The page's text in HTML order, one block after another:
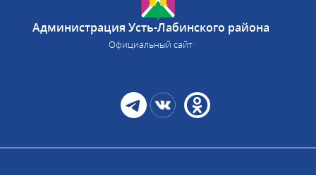
Администрация Усть-Лабинского района
Официальный сайт